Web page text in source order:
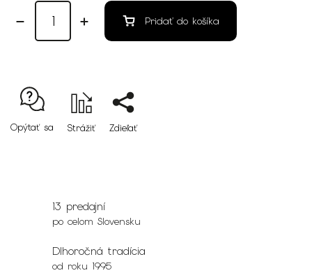
Pridať do košíka
Opýtať sa Strážiť Zdieľať
13 predajní
po celom Slovensku
Dlhoročná tradícia
od roku 1995